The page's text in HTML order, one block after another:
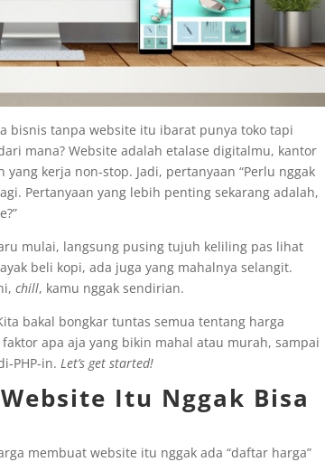
bisnis tanpa website itu ibarat punya toko tapi
mana? Website adalah etalase digitalmu, kantor
kerja non-stop. Jadi, pertanyaan “Perlu nggak
Pertanyaan yang lebih penting sekarang adalah,
mulai, langsung pusing tujuh keliling pas lihat
beli kopi, ada juga yang mahalnya selangit.
chill, kamu nggak sendirian.
bakal bongkar tuntas semua tentang harga
apa aja yang bikin mahal atau murah, sampai
PHP-in.Let’s get started!
Itu Nggak Bisa
membuat website itu nggak ada “daftar harga”